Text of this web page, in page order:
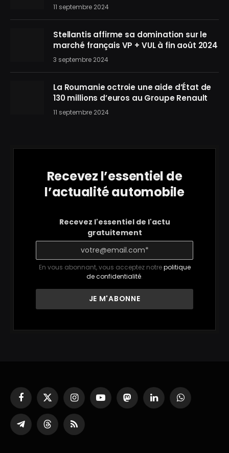
11 septembre 2024
Stellantis affirme sa domination sur le
marché français VP + VUL à fin août 2024
3 septembre 2024
La Roumanie octroie une aide d’État de
130 millions d’euros au Groupe Renault
11 septembre 2024
Recevez l’essentiel de
l’actualité automobile
Recevez l'essentiel de l'actu
gratuitement
En vous abonnant, vous acceptez notrepolitique
de confidentialité.
Facebook
X
(Twitter)
InstagramYouTubeMastodonLinkedInWhatsApp
Partager
sur
ThreadsRSS